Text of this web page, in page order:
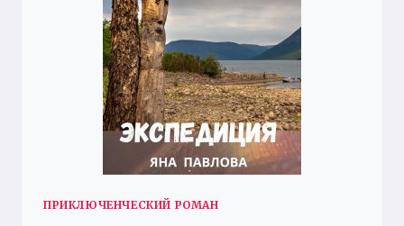
ПРИКЛЮЧЕНЧЕСКИЙ РОМАН